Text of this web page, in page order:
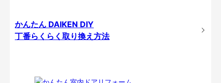
かんたん DAIKEN DIY
丁番らくらく取り換え方法